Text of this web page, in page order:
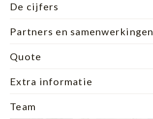
De cijfers
Partners en samenwerkingen
Quote
Extra informatie
Team